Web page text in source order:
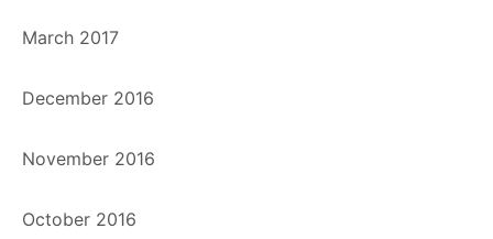
March 2017
December 2016
November 2016
October 2016